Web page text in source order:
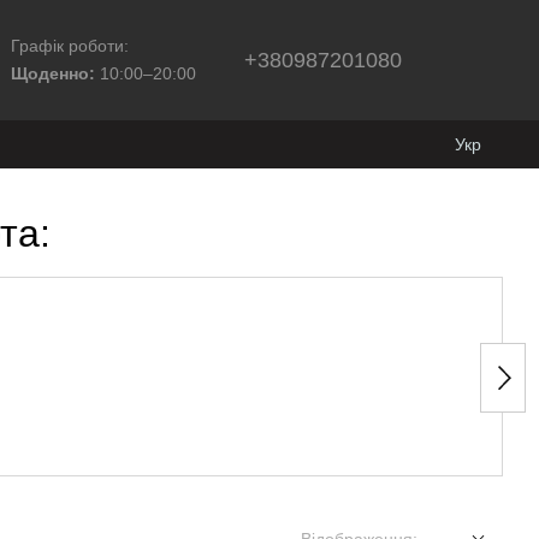
Графік роботи:
Щоденно: 10:00–20:00
+380987201080
Укр